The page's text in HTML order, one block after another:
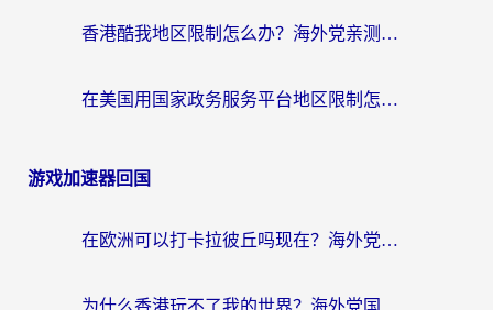
香港酷我地区限制怎么办？海外党亲测有效的回国加速方案来了
在美国用国家政务服务平台地区限制怎么办？海外华人必备的突破攻略（附追剧看片技巧）
游戏加速器回国
在欧洲可以打卡拉彼丘吗现在？海外党国服游戏加速器终极避坑指南
为什么香港玩不了我的世界？海外党国服游戏加速终极解决方案